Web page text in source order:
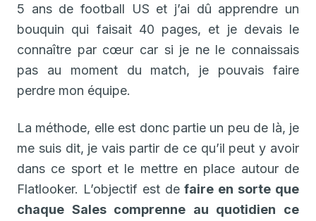
5 ans de football US et j’ai dû apprendre un
bouquin qui faisait 40 pages, et je devais le
connaître par cœur car si je ne le connaissais
pas au moment du match, je pouvais faire
perdre mon équipe.
La méthode, elle est donc partie un peu de là, je
me suis dit, je vais partir de ce qu’il peut y avoir
dans ce sport et le mettre en place autour de
Flatlooker. L’objectif est defaire en sorte que
chaque Sales comprenne au quotidien ce